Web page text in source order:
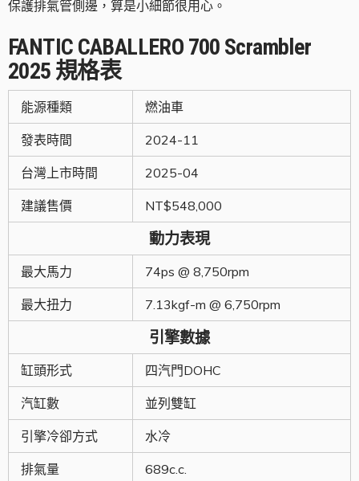
保護排氣管側邊，算是小細節很用心。
FANTIC CABALLERO 700 Scrambler
2025 規格表
能源種類 燃油車
發表時間 2024-11
台灣上市時間 2025-04
建議售價 NT$548,000
動力表現
最大馬力 74ps @ 8,750rpm
最大扭力 7.13kgf-m @ 6,750rpm
引擎數據
缸頭形式 四汽門DOHC
汽缸數 並列雙缸
引擎冷卻方式 水冷
排氣量 689c.c.